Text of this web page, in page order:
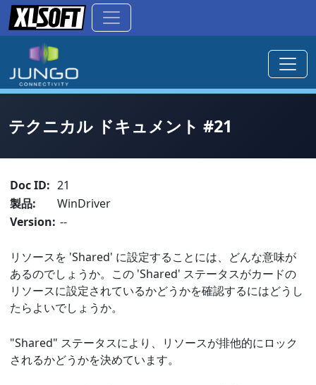
テクニカル ドキュメント #21
Doc ID: 21
製品:
WinDriver
Version: --
リソースを 'Shared' に設定することには、どんな意味が
あるのでしょうか。この 'Shared' ステータスがカードの
リソースに設定されているかどうかを確認するにはどうし
たらよいでしょうか。
"Shared" ステータスにより、リソースが排他的にロック
されるかどうかを決めています。